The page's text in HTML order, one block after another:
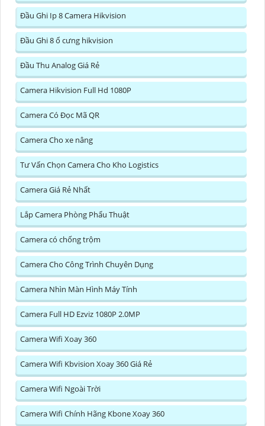
Đầu Ghi Ip 8 Camera Hikvision
Đầu Ghi 8 ổ cưng hikvision
Đầu Thu Analog Giá Rẻ
Camera Hikvision Full Hd 1080P
Camera Có Đọc Mã QR
Camera Cho xe nâng
Tư Vấn Chọn Camera Cho Kho Logistics
Camera Giá Rẻ Nhất
Lắp Camera Phòng Phẩu Thuật
Camera có chống trộm
Camera Cho Công Trình Chuyên Dụng
Camera Nhìn Màn Hình Máy Tính
Camera Full HD Ezviz 1080P 2.0MP
Camera Wifi Xoay 360
Camera Wifi Kbvision Xoay 360 Giá Rẻ
Camera Wifi Ngoài Trời
Camera Wifi Chính Hãng Kbone Xoay 360